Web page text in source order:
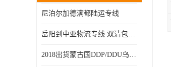
尼泊尔加德满都陆运专线
岳阳到中亚物流专线 双清包税 一站服务
2018出货蒙古国DDP/DDU乌兰巴托双清国际物流专线